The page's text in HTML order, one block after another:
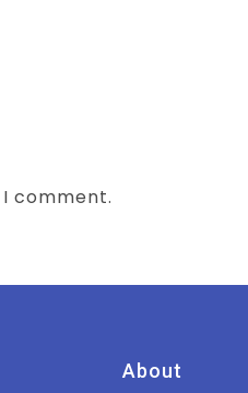
comment.
About